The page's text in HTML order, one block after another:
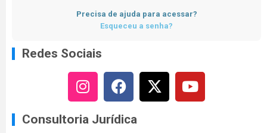
Precisa de ajuda para acessar?
Esqueceu a senha?
Redes Sociais
Consultoria Jurídica